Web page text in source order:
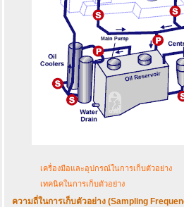
เครื่องมือและอุปกรณ์ในการเก็บตัวอย่าง
เทคนิคในการเก็บตัวอย่าง
ความถี่ในการเก็บตัวอย่าง (Sampling